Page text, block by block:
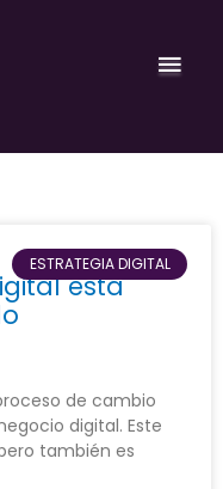
ESTRATEGIA DIGITAL
está
de cambio
digital. Este
también es